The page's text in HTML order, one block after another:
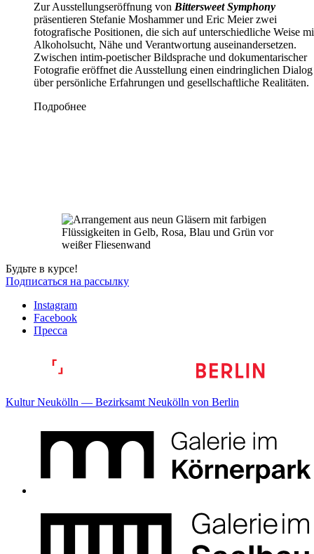
Zur Ausstellungseröffnung von Bittersweet Symphony
präsentieren Stefanie Moshammer und Eric Meier zwei
fotografische Positionen, die sich auf unterschiedliche Weise
Alkoholsucht, Nähe und Verantwortung auseinandersetzen.
Zwischen intim-poetischer Bildsprache und dokumentarischer
Fotografie eröffnet die Ausstellung einen eindringlichen Dialog
über persönliche Erfahrungen und gesellschaftliche Realitäten.
Подробнее
Будьте в курсе!
Подписаться на рассылку
Instagram
Facebook
Пресса
Kultur Neukölln — Bezirksamt Neukölln von Berlin